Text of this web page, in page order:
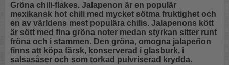
Gröna chili-flakes. Jalapenon är en populär
mexikansk hot chili med mycket sötma fruktighet och
en av världens mest populära chilis. Jalapenons kött
är sött med fina gröna noter medan styrkan sitter runt
fröna och i stammen. Den gröna, omogna jalapeñon
finns att köpa färsk, konserverad i glasburk, i
salsasåser och som torkad pulvriserad krydda.